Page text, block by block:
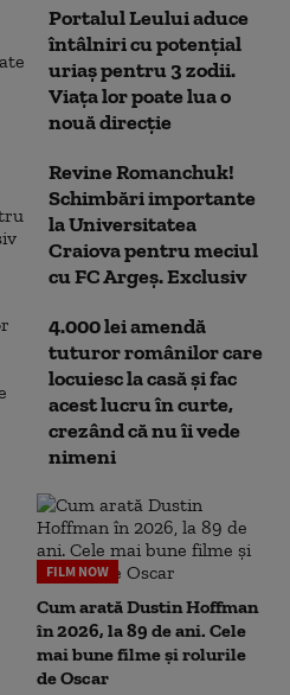
Portalul Leului aduce
întâlniri cu potențial
uriaș pentru 3 zodii.
Viața lor poate lua o
nouă direcție
Revine Romanchuk!
Schimbări importante
la Universitatea
Craiova pentru meciul
cu FC Argeş. Exclusiv
4.000 lei amendă
tuturor românilor care
locuiesc la casă și fac
acest lucru în curte,
crezând că nu îi vede
nimeni
FILM NOW
Cum arată Dustin Hoffman
în 2026, la 89 de ani. Cele
mai bune filme și rolurile
de Oscar